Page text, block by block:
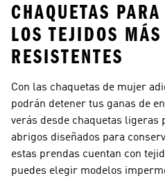
CHAQUETAS
LOS TEJIDOS
RESISTENTES
Con las chaquetas de mujer
podrán detener tus ganas de
verás desde chaquetas ligeras
abrigos diseñados para
estas prendas cuentan con
puedes elegir modelos